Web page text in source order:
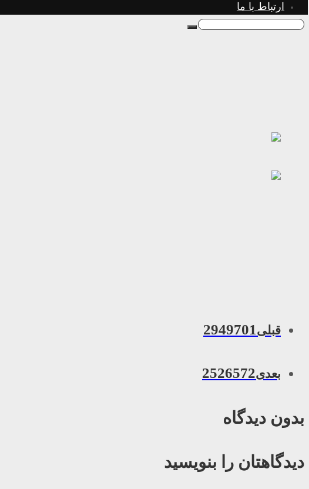
ارتباط با ما
قبلی2949701
بعدی2526572
بدون دیدگاه
دیدگاهتان را بنویسید